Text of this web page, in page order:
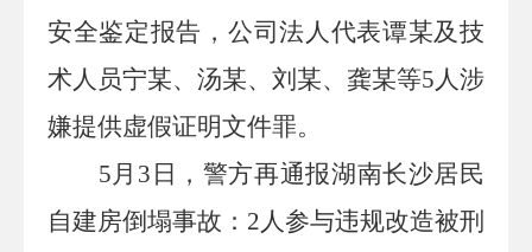
安全鉴定报告，公司法人代表谭某及技
术人员宁某、汤某、刘某、龚某等5人涉
嫌提供虚假证明文件罪。
5月 3 日，警方再通报湖南长沙居民
自建房倒塌事故： 2人参与违规改造被刑